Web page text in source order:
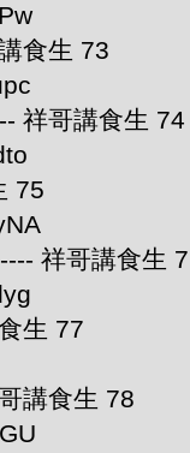
食生 73
祥哥講食生 74
75
祥哥講食生
生 77
講食生 78